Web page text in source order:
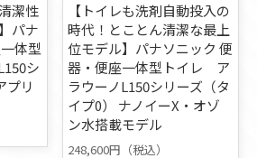
潔性
パナ
体型
シ
プリ
【トイレも洗剤自動投入の
時代！とことん清潔な最上
位モデル】パナソニック 便
器・便座一体型トイレ ア
ラウーノL150シリーズ（タ
イプ0） ナノイーX・オゾ
ン水搭載モデル
248,600円（税込）